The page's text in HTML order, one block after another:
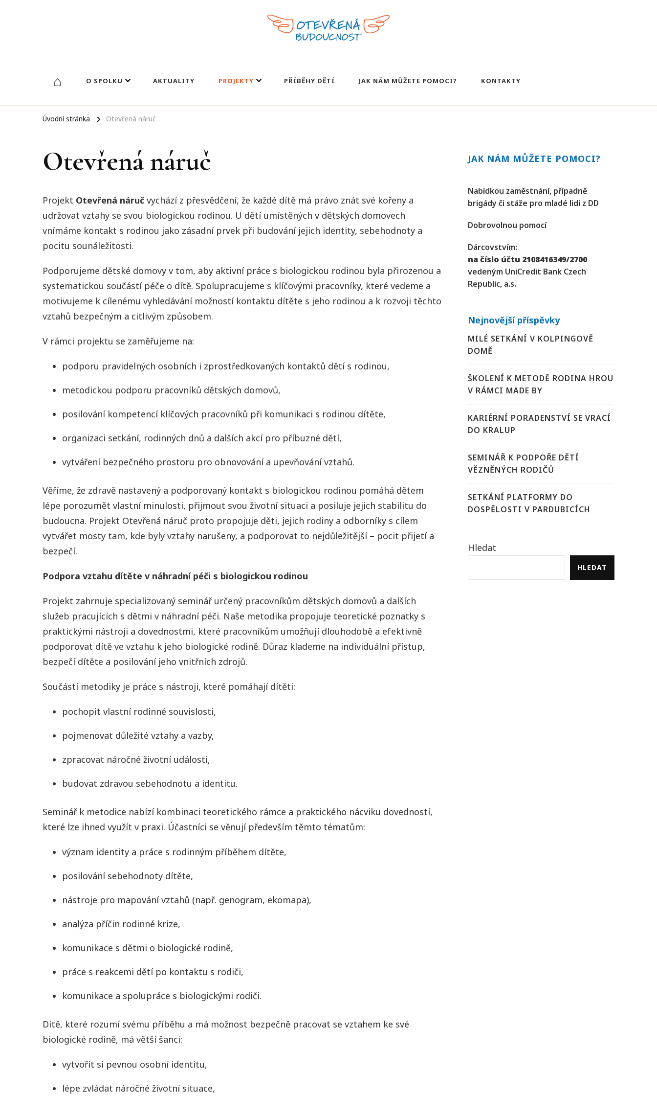
⌂ O SPOLKU AKTUALITY PROJEKTY PŘÍBĚHY DĚTÍ JAK NÁM MŮŽETE POMOCI? KONTAKTY
Úvodní stránka Otevřená náruč
Otevřená náruč
Projekt Otevřená náruč vychází z přesvědčení, že každé dítě má právo znát své kořeny a
udržovat vztahy se svou biologickou rodinou. U dětí umístěných v dětských domovech
vnímáme kontakt s rodinou jako zásadní prvek při budování jejich identity, sebehodnoty a
pocitu sounáležitosti.
Podporujeme dětské domovy v tom, aby aktivní práce s biologickou rodinou byla přirozenou a
systematickou součástí péče o dítě. Spolupracujeme s klíčovými pracovníky, které vedeme a
motivujeme k cílenému vyhledávání možností kontaktu dítěte s jeho rodinou a k rozvoji těchto
vztahů bezpečným a citlivým způsobem.
V rámci projektu se zaměřujeme na:
podporu pravidelných osobních i zprostředkovaných kontaktů dětí s rodinou,
metodickou podporu pracovníků dětských domovů,
posilování kompetencí klíčových pracovníků při komunikaci s rodinou dítěte,
organizaci setkání, rodinných dnů a dalších akcí pro příbuzné dětí,
vytváření bezpečného prostoru pro obnovování a upevňování vztahů.
Věříme, že zdravě nastavený a podporovaný kontakt s biologickou rodinou pomáhá dětem
lépe porozumět vlastní minulosti, přijmout svou životní situaci a posiluje jejich stabilitu do
budoucna. Projekt Otevřená náruč proto propojuje děti, jejich rodiny a odborníky s cílem
vytvářet mosty tam, kde byly vztahy narušeny, a podporovat to nejdůležitější – pocit přijetí a
bezpečí.
Podpora vztahu dítěte v náhradní péči s biologickou rodinou
Projekt zahrnuje specializovaný seminář určený pracovníkům dětských domovů a dalších
služeb pracujících s dětmi v náhradní péči. Naše metodika propojuje teoretické poznatky s
praktickými nástroji a dovednostmi, které pracovníkům umožňují dlouhodobě a efektivně
podporovat dítě ve vztahu k jeho biologické rodině. Důraz klademe na individuální přístup,
bezpečí dítěte a posilování jeho vnitřních zdrojů.
Součástí metodiky je práce s nástroji, které pomáhají dítěti:
pochopit vlastní rodinné souvislosti,
pojmenovat důležité vztahy a vazby,
zpracovat náročné životní události,
budovat zdravou sebehodnotu a identitu.
Seminář k metodice nabízí kombinaci teoretického rámce a praktického nácviku dovedností,
které lze ihned využít v praxi. Účastníci se věnují především těmto tématům:
význam identity a práce s rodinným příběhem dítěte,
posilování sebehodnoty dítěte,
nástroje pro mapování vztahů (např. genogram, ekomapa),
analýza příčin rodinné krize,
komunikace s dětmi o biologické rodině,
práce s reakcemi dětí po kontaktu s rodiči,
komunikace a spolupráce s biologickými rodiči.
Dítě, které rozumí svému příběhu a má možnost bezpečně pracovat se vztahem ke své
biologické rodině, má větší šanci:
vytvořit si pevnou osobní identitu,
lépe zvládat náročné životní situace,
JAK NÁM MŮŽETE POMOCI?
Nabídkou zaměstnání, případně
brigády či stáže pro mladé lidi z DD
Dobrovolnou pomocí
Dárcovstvím:
na číslo účtu 2108416349/2700
vedeným UniCredit Bank Czech
Republic, a.s.
Nejnovější příspěvky
MILÉ SETKÁNÍ V KOLPINGOVĚ
DOMĚ
ŠKOLENÍ K METODĚ RODINA HROU
V RÁMCI MADE BY
KARIÉRNÍ PORADENSTVÍ SE VRACÍ
DO KRALUP
SEMINÁŘ K PODPOŘE DĚTÍ
VĚZNĚNÝCH RODIČŮ
SETKÁNÍ PLATFORMY DO
DOSPĚLOSTI V PARDUBICÍCH
Hledat
HLEDAT